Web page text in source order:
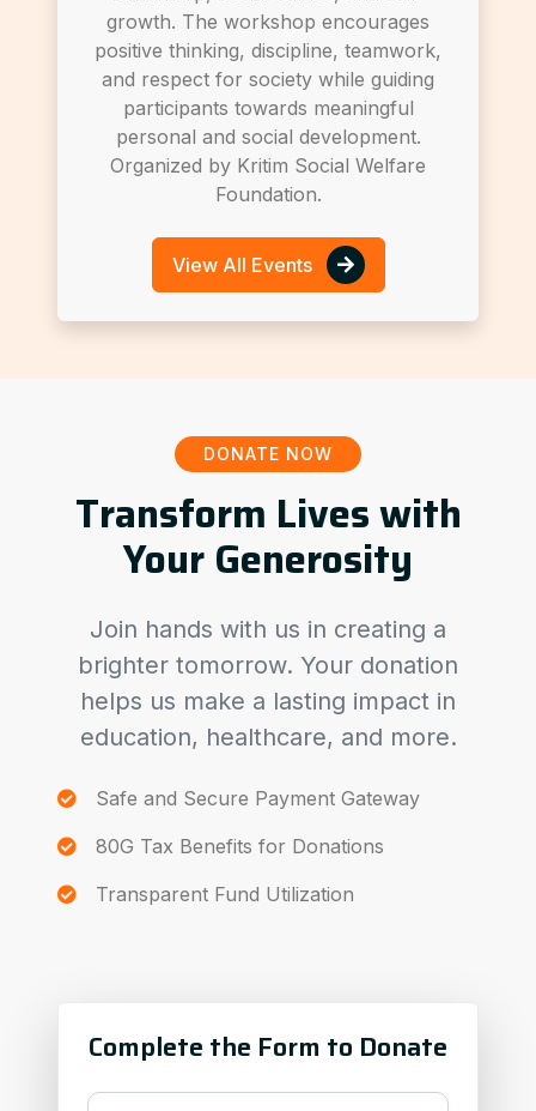
growth. The workshop encourages
positive thinking, discipline, teamwork,
and respect for society while guiding
participants towards meaningful
personal and social development.
Organized by Kritim Social Welfare
Foundation.
View All Events
DONATE NOW
Transform Lives with
Your Generosity
Join hands with us in creating a
brighter tomorrow. Your donation
helps us make a lasting impact in
education, healthcare, and more.
Safe and Secure Payment Gateway
80G Tax Benefits for Donations
Transparent Fund Utilization
Complete the Form to Donate